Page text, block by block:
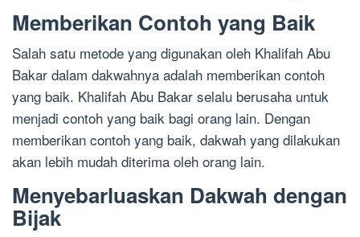
Memberikan Contoh yang Baik
Salah satu metode yang digunakan oleh Khalifah Abu
Bakar dalam dakwahnya adalah memberikan contoh
yang baik. Khalifah Abu Bakar selalu berusaha untuk
menjadi contoh yang baik bagi orang lain. Dengan
memberikan contoh yang baik, dakwah yang dilakukan
akan lebih mudah diterima oleh orang lain.
Menyebarluaskan Dakwah dengan
Bijak